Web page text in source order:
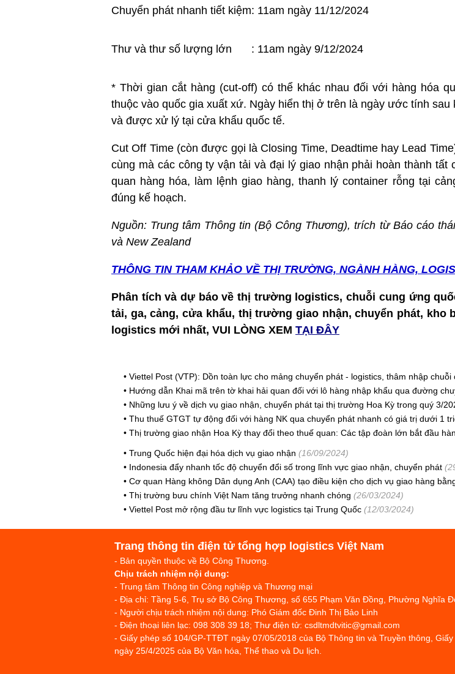
Chuyển phát nhanh tiết kiệm: 11am ngày 11/12/2024
Thư và thư số lượng lớn : 11am ngày 9/12/2024
* Thời gian cắt hàng (cut-off) có thể khác nhau đối với hàng hóa
thuộc vào quốc gia xuất xứ. Ngày hiển thị ở trên là ngày ước tính sau
và được xử lý tại cửa khẩu quốc tế.
Cut Off Time (còn được gọi là Closing Time, Deadtime hay Lead
cùng mà các công ty vận tải và đại lý giao nhận phải hoàn thành tất
quan hàng hóa, làm lệnh giao hàng, thanh lý container rỗng tại
đúng kế hoạch.
Nguồn: Trung tâm Thông tin (Bộ Công Thương), trích từ Báo cáo
và New Zealand
THÔNG TIN THAM KHẢO VỀ THỊ TRƯỜNG, NGÀNH HÀNG,
Phân tích và dự báo về thị trường logistics, chuỗi cung ứng
tải, ga, cảng, cửa khẩu, thị trường giao nhận, chuyển phát, kho
logistics mới nhất, VUI LÒNG XEM TẠI ĐÂY
• Viettel Post (VTP): Dồn toàn lực cho mảng chuyển phát - logistics, thâm nhập chuỗi
• Hướng dẫn Khai mã trên tờ khai hải quan đối với lô hàng nhập khẩu qua đường
• Những lưu ý về dịch vụ giao nhận, chuyển phát tại thị trường Hoa Kỳ trong quý 3/
• Thu thuế GTGT tự động đối với hàng NK qua chuyển phát nhanh có giá trị dưới 1
• Thị trường giao nhận Hoa Kỳ thay đổi theo thuế quan: Các tập đoàn lớn bắt đầu
• Trung Quốc hiện đại hóa dịch vụ giao nhận (16/09/2024)
• Indonesia đẩy nhanh tốc độ chuyển đổi số trong lĩnh vực giao nhận, chuyển phát
• Cơ quan Hàng không Dân dụng Anh (CAA) tạo điều kiện cho dịch vụ giao hàng
• Thị trường bưu chính Việt Nam tăng trưởng nhanh chóng (26/03/2024)
• Viettel Post mở rộng đầu tư lĩnh vực logistics tại Trung Quốc (12/03/2024)
Trang thông tin điện tử tổng hợp logistics Việt Nam
- Bản quyền thuộc về Bộ Công Thương.
Chịu trách nhiệm nội dung:
- Trung tâm Thông tin Công nghiệp và Thương mại
- Địa chỉ: Tầng 5-6, Trụ sở Bộ Công Thương, số 655 Phạm Văn Đồng, Phường Nghĩa
- Người chịu trách nhiệm nội dung: Phó Giám đốc Đinh Thị Bảo Linh
- Điện thoại liên lạc: 098 308 39 18; Thư điện tử: csdltmdtvitic@gmail.com
- Giấy phép số 104/GP-TTĐT ngày 07/05/2018 của Bộ Thông tin và Truyền thông,
ngày 25/4/2025 của Bộ Văn hóa, Thể thao và Du lịch.